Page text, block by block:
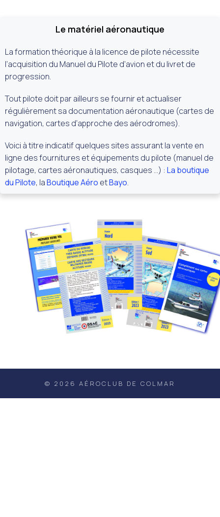
Le matériel aéronautique
La formation théorique à la licence de pilote nécessite
l’acquisition du Manuel du Pilote d’avion et du livret de
progression.
Tout pilote doit par ailleurs se fournir et actualiser
régulièrement sa documentation aéronautique (cartes de
navigation, cartes d’approche des aérodromes).
Voici à titre indicatif quelques sites assurant la vente en
ligne des fournitures et équipements du pilote (manuel de
pilotage, cartes aéronautiques, casques …) : La boutique
du Pilote, laBoutique Aéro etBayo.
© 2026 AÉROCLUB DE COLMAR